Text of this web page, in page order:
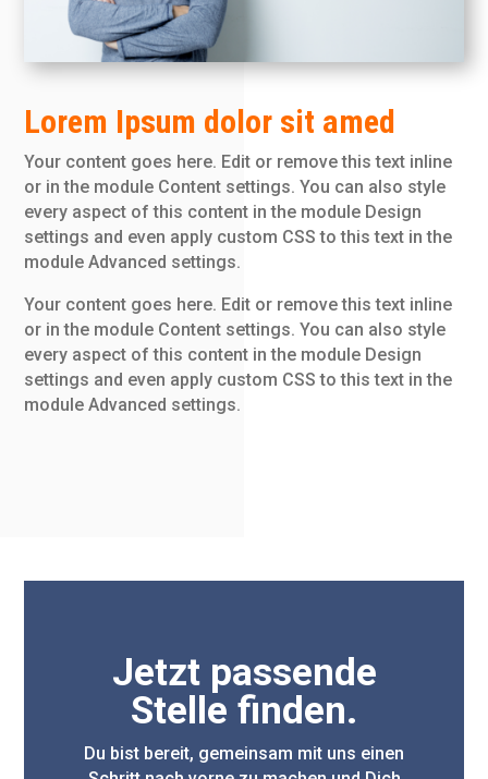
Lorem Ipsum dolor sit amed
Your content goes here. Edit or remove this text inline
or in the module Content settings. You can also style
every aspect of this content in the module Design
settings and even apply custom CSS to this text in the
module Advanced settings.
Your content goes here. Edit or remove this text inline
or in the module Content settings. You can also style
every aspect of this content in the module Design
settings and even apply custom CSS to this text in the
module Advanced settings.
Jetzt passende
Stelle finden.
Du bist bereit, gemeinsam mit uns einen